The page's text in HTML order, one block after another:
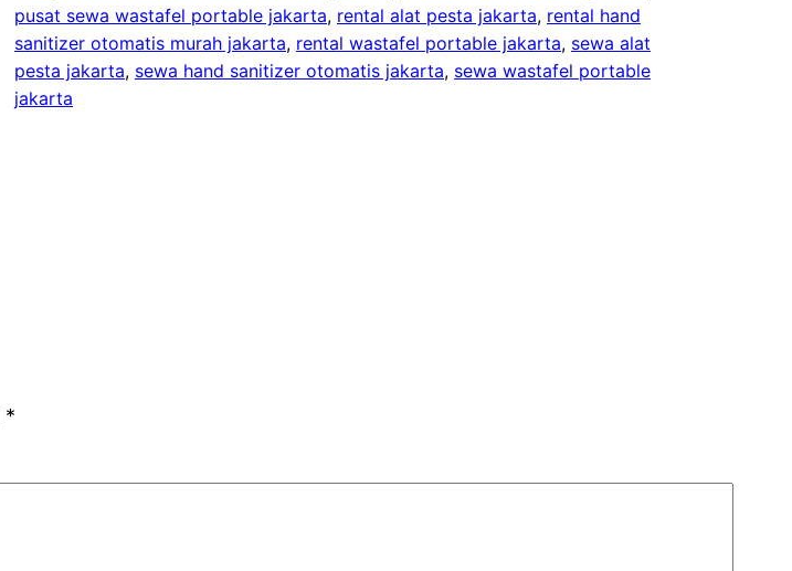
pusat sewa wastafel portable jakarta, rental alat pesta jakarta, rental hand
sanitizer otomatis murah jakarta, rental wastafel portable jakarta, sewa alat
pesta jakarta, sewa hand sanitizer otomatis jakarta, sewa wastafel portable
jakarta
*